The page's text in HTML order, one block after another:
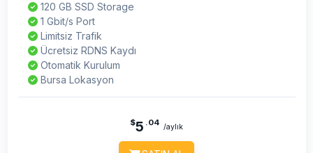
120 GB SSD Storage
1 Gbit/s Port
Limitsiz Trafik
Ücretsiz RDNS Kaydı
Otomatik Kurulum
Bursa Lokasyon
$5 .04 /aylık